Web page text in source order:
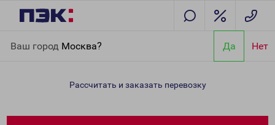
Ваш город Москва? Да Нет
Забайкальский край
Рассчитать и заказать перевозку